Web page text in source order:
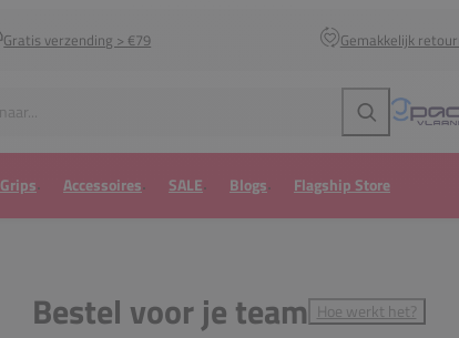
Gratis verzending > €79 Gemakkelijk
Zoeken
Grips Accessoires SALE Blogs Flagship Store
Bestel voor je team Hoe werkt het?